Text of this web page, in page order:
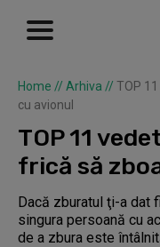
Home // Arhiva // TOP
cu avionul
TOP 11
frică să
Dacă zburatul ţi-a dat
singura persoană cu
de a zbura este